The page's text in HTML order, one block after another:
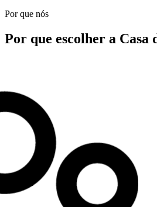
Por que nós
Por que escolher a Casa